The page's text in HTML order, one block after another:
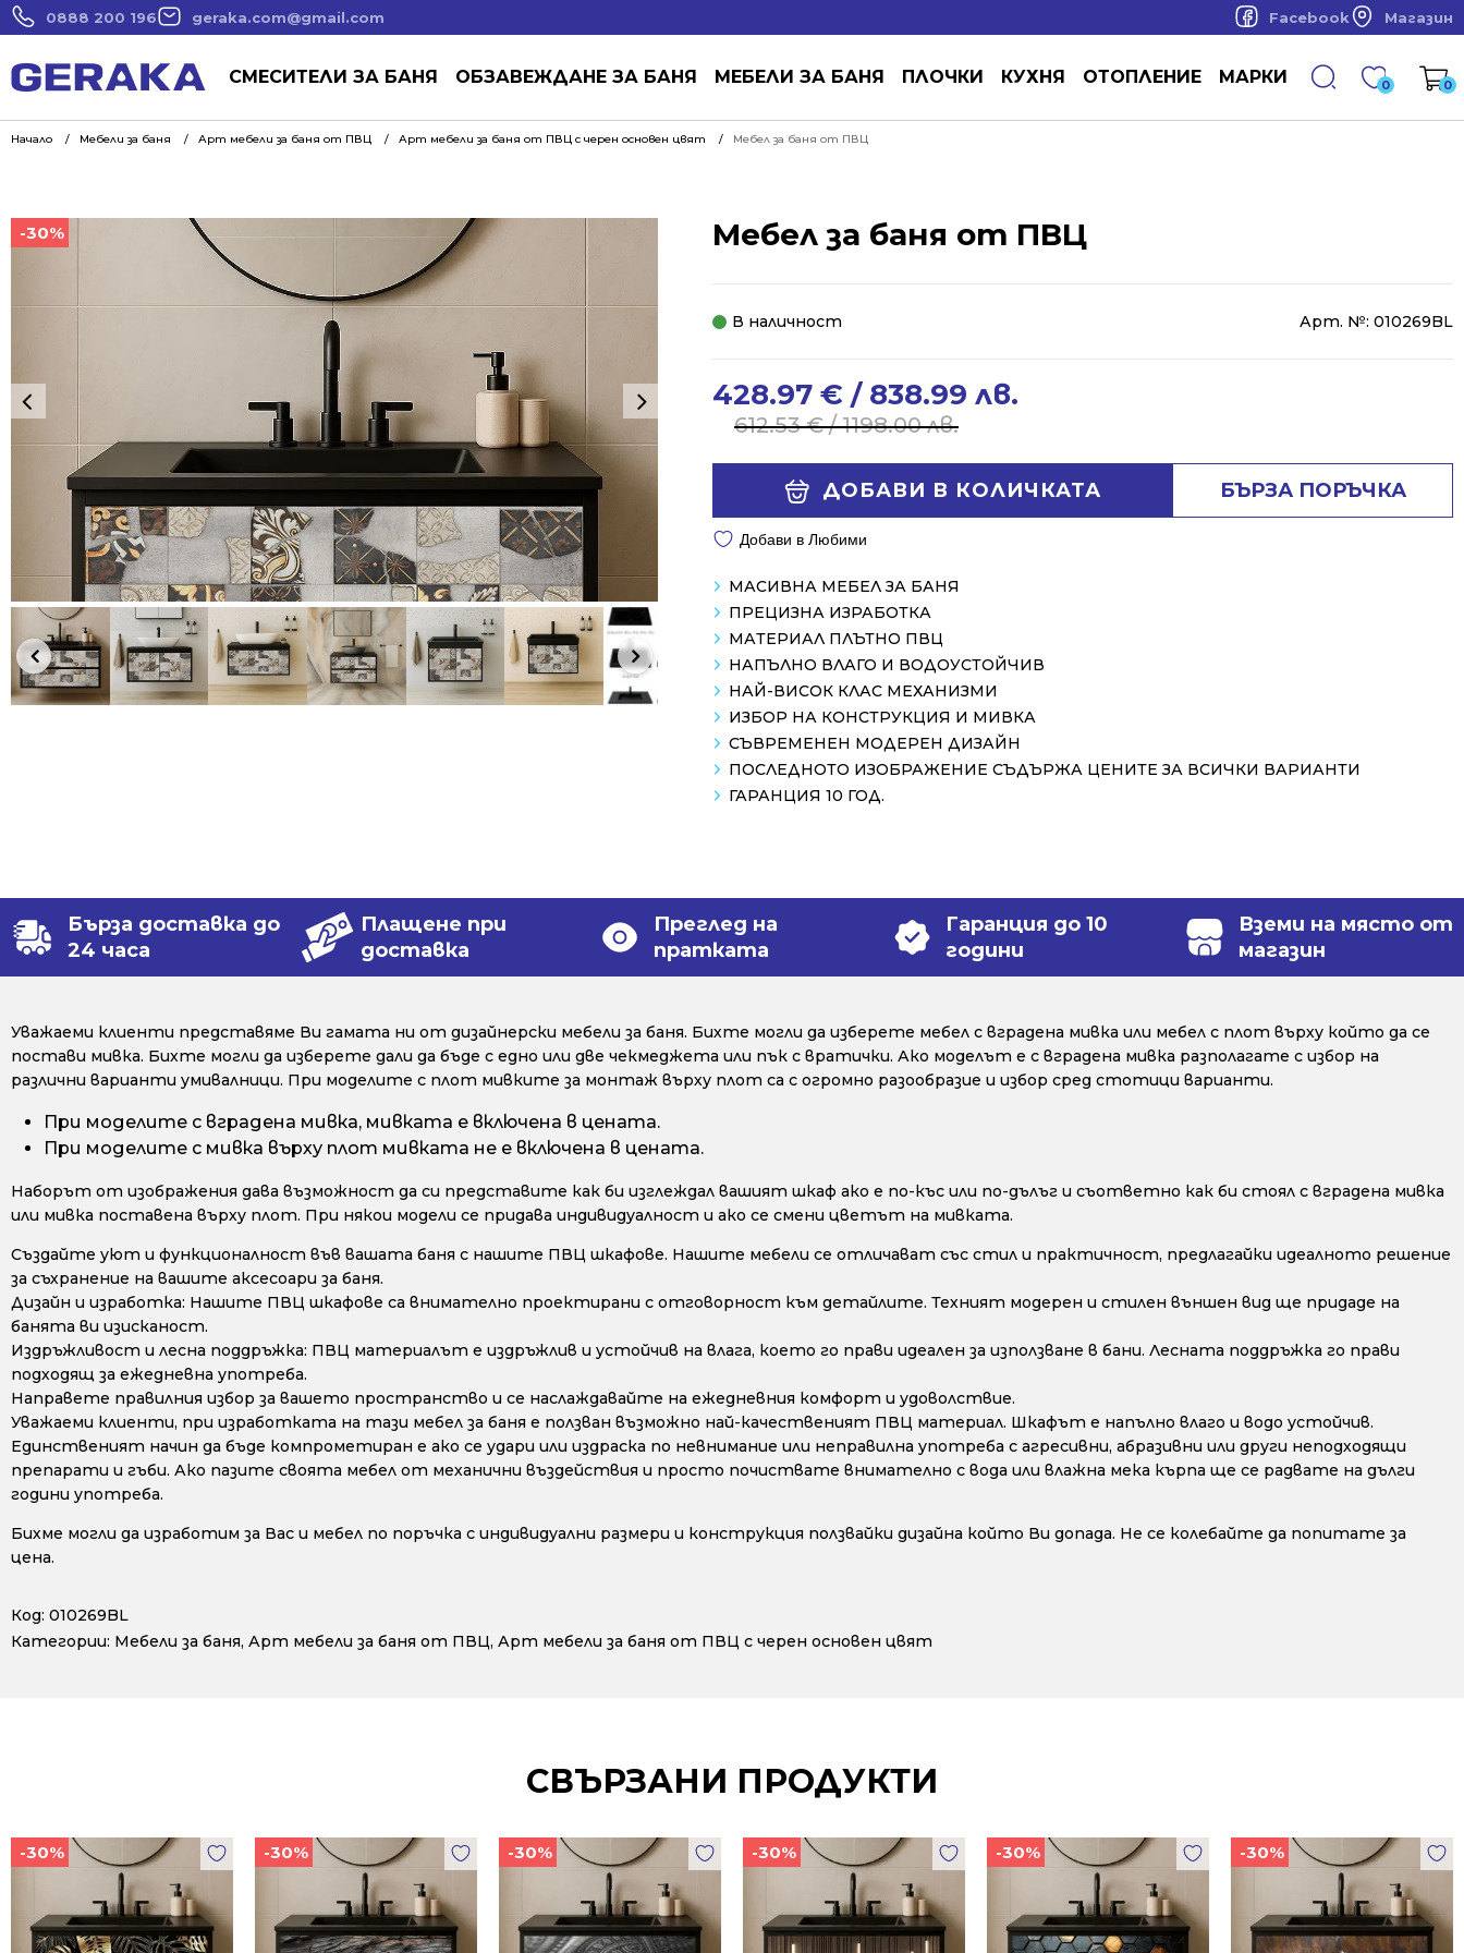
0888 200 196 geraka.com@gmail.com Facebook Магазин
СМЕСИТЕЛИ ЗА БАНЯ ОБЗАВЕЖДАНЕ ЗА БАНЯ МЕБЕЛИ ЗА БАНЯ ПЛОЧКИ КУХНЯ ОТОПЛЕНИЕ МАРКИ 0 0
Начало Мебели за баня Арт мебели за баня от ПВЦ Арт мебели за баня от ПВЦ с черен основен цвят Мебел за баня от ПВЦ
-30%
-30% Мебел за баня от ПВЦ
В наличност Арт. №: 010269BL
612.53€/ 1198.00 лв.
Original
price
1198.00 лв..
428.97 € / 838.99 лв.
Current
price
838.99 лв..
ДОБАВИ В КОЛИЧКАТА БЪРЗА ПОРЪЧКА
Добави в Любими
МАСИВНА МЕБЕЛ ЗА БАНЯ
ПРЕЦИЗНА ИЗРАБОТКА
МАТЕРИАЛ ПЛЪТНО ПВЦ
НАПЪЛНО ВЛАГО И ВОДОУСТОЙЧИВ
НАЙ-ВИСОК КЛАС МЕХАНИЗМИ
ИЗБОР НА КОНСТРУКЦИЯ И МИВКА
СЪВРЕМЕНЕН МОДЕРЕН ДИЗАЙН
ПОСЛЕДНОТО ИЗОБРАЖЕНИЕ СЪДЪРЖА ЦЕНИТЕ ЗА ВСИЧКИ ВАРИАНТИ
ГАРАНЦИЯ 10 ГОД.
Бърза доставка до
24 часа
Плащене при
доставка
Преглед на
пратката
Гаранция до 10
години
Вземи на място от
магазин
Уважаеми клиенти представяме Ви гамата ни от дизайнерски мебели за баня. Бихте могли да изберете мебел с вградена мивка или мебел с плот върху който да се
постави мивка. Бихте могли да изберете дали да бъде с едно или две чекмеджета или пък с вратички. Ако моделът е с вградена мивка разполагате с избор на
различни варианти умивалници. При моделите с плот мивките за монтаж върху плот са с огромно разообразие и избор сред стотици варианти.
При моделите с вградена мивка, мивката е включена в цената.
При моделите с мивка върху плот мивката не е включена в цената.
Наборът от изображения дава възможност да си представите как би изглеждал вашият шкаф ако е по-къс или по-дълъг и съответно как би стоял с вградена мивка
или мивка поставена върху плот. При някои модели се придава индивидуалност и ако се смени цветът на мивката.
Създайте уют и функционалност във вашата баня с нашите ПВЦ шкафове. Нашите мебели се отличават със стил и практичност, предлагайки идеалното решение
за съхранение на вашите аксесоари за баня.
Дизайн и изработка: Нашите ПВЦ шкафове са внимателно проектирани с отговорност към детайлите. Техният модерен и стилен външен вид ще придаде на
банята ви изисканост.
Издръжливост и лесна поддръжка: ПВЦ материалът е издръжлив и устойчив на влага, което го прави идеален за използване в бани. Лесната поддръжка го прави
подходящ за ежедневна употреба.
Направете правилния избор за вашето пространство и се наслаждавайте на ежедневния комфорт и удоволствие.
Уважаеми клиенти, при изработката на тази мебел за баня е ползван възможно най-качественият ПВЦ материал. Шкафът е напълно влаго и водо устойчив.
Единственият начин да бъде компрометиран е ако се удари или издраска по невнимание или неправилна употреба с агресивни, абразивни или други неподходящи
препарати и гъби. Ако пазите своята мебел от механични въздействия и просто почиствате внимателно с вода или влажна мека кърпа ще се радвате на дълги
години употреба.
Бихме могли да изработим за Вас и мебел по поръчка с индивидуални размери и конструкция ползвайки дизайна който Ви допада. Не се колебайте да попитате за
цена.
Код: 010269BL
Категории: Мебели за баня, Арт мебели за баня от ПВЦ, Арт мебели за баня от ПВЦ с черен основен цвят
СВЪРЗАНИ ПРОДУКТИ
-30% -30% -30% -30% -30% -30%